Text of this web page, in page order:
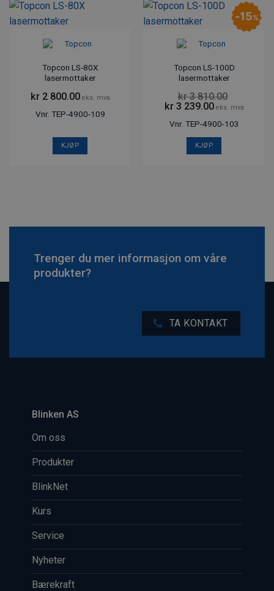
Topcon LS-80X
lasermottaker
kr2 800.00 eks. mva
Vnr. TEP-4900-109
KJØP
15%
Topcon LS-100D
lasermottaker
kr3 810.00
Opprinnelig
pris
var:
kr 3
810.00kr 4
kr3 239.00Nåværende
pris
er:
kr 3
239.00kr 4
eks. mva
Vnr. TEP-4900-103
KJØP
Trenger du mer informasjon om våre
produkter?
TA KONTAKT
Blinken AS
Om oss
Produkter
BlinkNet
Kurs
Service
Nyheter
Bærekraft